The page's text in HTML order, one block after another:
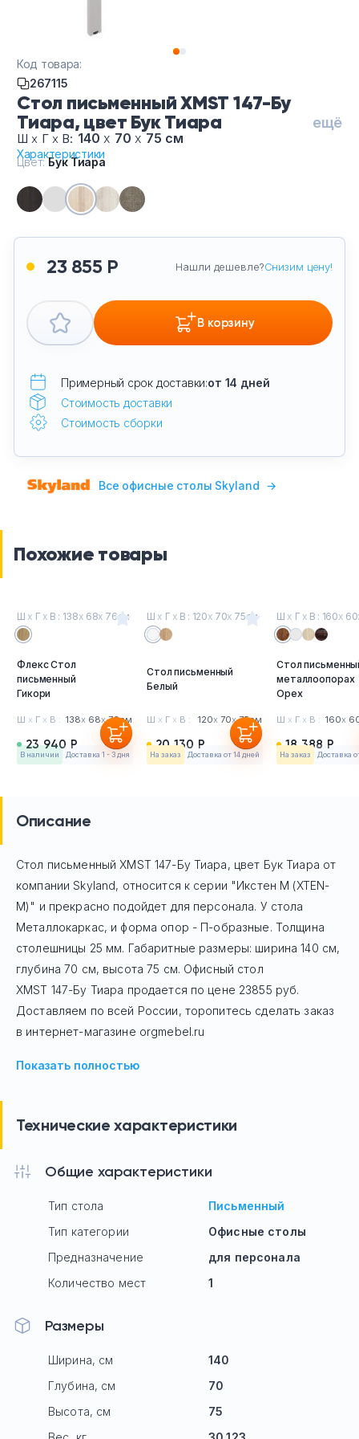
Стол письменный XMST 147-Бу
Тиара, цвет Бук Тиара
ещё
Шх Г х В: 140 х 70 х 75 см
Характеристики
Код товара:
267115
23 855 Р Нашли дешевле?Снизим цену!
В корзину
Примерный срок доставки:от 14 дней
Стоимость доставки
Стоимость сборки
Цвет:Бук Тиара
Все офисные столы Skyland →
Похожие товары
Ш х Г х В : 138х 68х 76см
Флекс Стол
письменный
Гикори
Ш х Г х В : 138х 68х76см
23 940 Р
в наличии Доставка 1 - 3 дня
Ш х Г х В : 120х 70х 75см
Стол письменный
Белый
Ш х Г х В : 120х 70х75см
20 130 Р
На заказ Доставка от 14 дней
Ш х Г х В : 160х 60
Стол
металлоопорах
Орех
Ш х Г х В : 160х
18 388 Р
На заказ Доставка
Описание
Стол письменный XMST 147-Бу Тиара, цвет Бук Тиара от
компании Skyland, относится к серии "Икстен М (XTEN-
M)" и прекрасно подойдет для персонала. У стола
Mеталлокаркас, и форма опор - П-образные. Толщина
столешницы 25 мм. Габаритные размеры: ширина 140 см,
глубина 70 см, высота 75 см. Офисный стол
XMST 147-Бу Тиара продается по цене 23855 руб.
Доставляем по всей России, торопитесь сделать заказ
в интернет-магазине orgmebel.ru
Показать полностью
Технические характеристики
Общие характеристики
Тип стола
Письменный
Тип категории
Офисные столы
Предназначение
для персонала
Количество мест
1
Размеры
Ширина, см
140
Глубина, см
70
Высота, см
75
Офисные шкафы
Офисные диваны
Сейфы и металлическая мебель
Кашпо